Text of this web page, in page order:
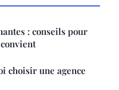
: conseils pour
choisir une agence